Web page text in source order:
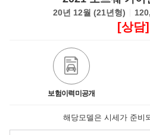
20년 12월 (21년형)
[상담]
보험이력미공개
해당모델은 시세가 준비